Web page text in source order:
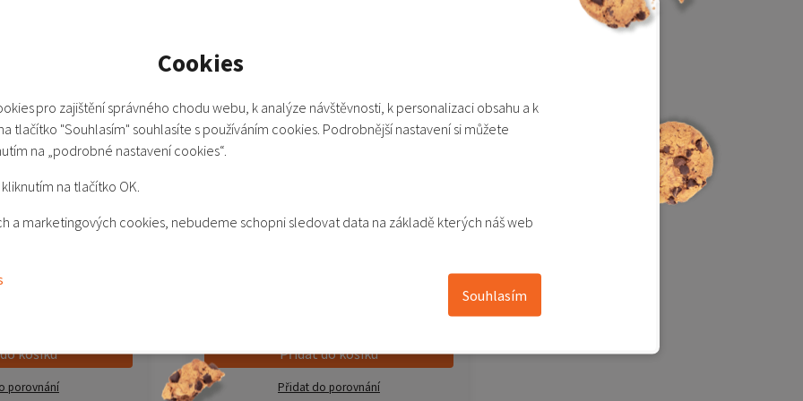
Cookies
pro zajištění správného chodu webu, k analýze návštěvnosti, k personalizaci obsahu a k
tlačítko "Souhlasím" souhlasíte s používáním cookies. Podrobnější nastavení si můžete
na „podrobné nastavení cookies“.
na tlačítko OK.
a marketingových cookies, nebudeme schopni sledovat data na základě kterých náš web
Souhlasím
zadní kryt
košíku
porovnání
Poco X7 Pro 5G - originální deska
Přidat do košíku
Přidat do porovnání